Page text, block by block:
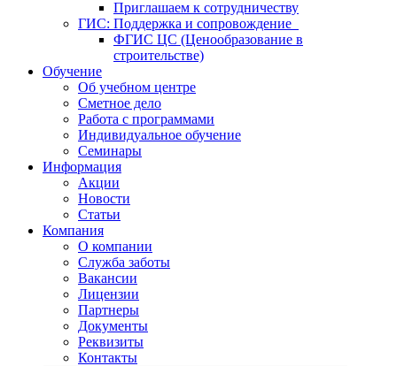
Приглашаем к сотрудничеству
ГИС: Поддержка и сопровождение
ФГИС ЦС (Ценообразование в
строительстве)
Обучение
Об учебном центре
Сметное дело
Работа с программами
Индивидуальное обучение
Семинары
Информация
Акции
Новости
Статьи
Компания
О компании
Служба заботы
Вакансии
Лицензии
Партнеры
Документы
Реквизиты
Контакты